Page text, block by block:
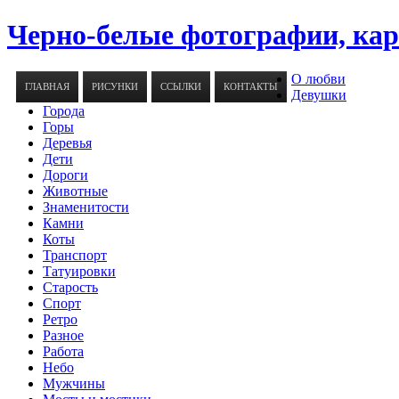
Черно-белые фотографии,
ГЛАВНАЯ РИСУНКИ ССЫЛКИ КОНТАКТЫ
О любви
Девушки
Города
Горы
Деревья
Дети
Дороги
Животные
Знаменитости
Камни
Коты
Транспорт
Татуировки
Старость
Спорт
Ретро
Разное
Работа
Небо
Мужчины